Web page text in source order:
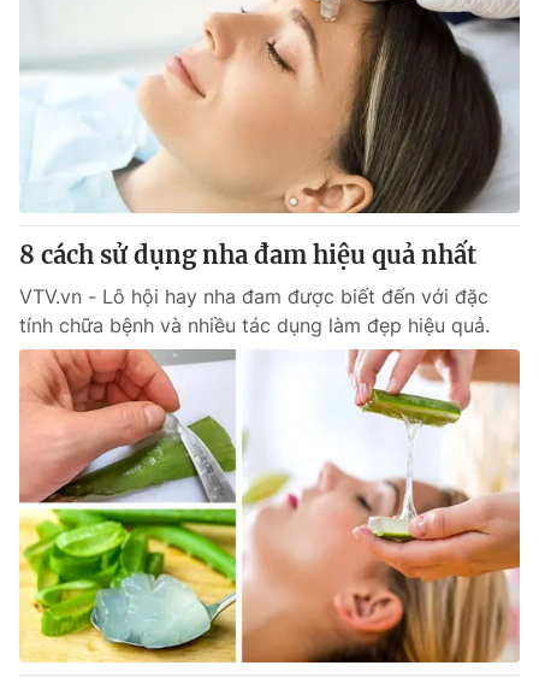
Cơ quan chủ quản:
Đài Truyền hình Việt Nam
Cơ quan báo chí:Thời báo VTV
Giấy phép hoạt động báo in và báo điện tử số 483/GP-BTTTT
cấp ngày 29/12/2023
Tổng Biên tập:Vũ Thanh Thủy
Phó Tổng Biên tập:Nguyễn Thị Mỹ Hạnh, Phạm Quốc Thắng,
Nguyễn Trọng Ninh
Tổng đài VTV:024.38 355 931 - 024.38 355 932
Ðiện thoại Thời báo VTV:024.66 897 897
Email:toasoan@vtv.vn
Liên hệ quảng cáo:024-7300.7108
8 cách sử dụng nha đam hiệu quả nhất
VTV.vn - Lô hội hay nha đam được biết đến với đặc
tính chữa bệnh và nhiều tác dụng làm đẹp hiệu quả.